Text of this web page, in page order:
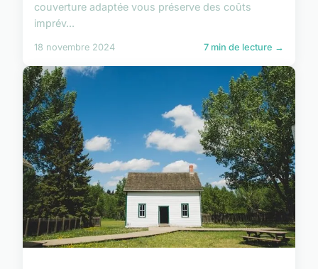
couverture adaptée vous préserve des coûts
imprév...
18 novembre 2024 7 min de lecture →